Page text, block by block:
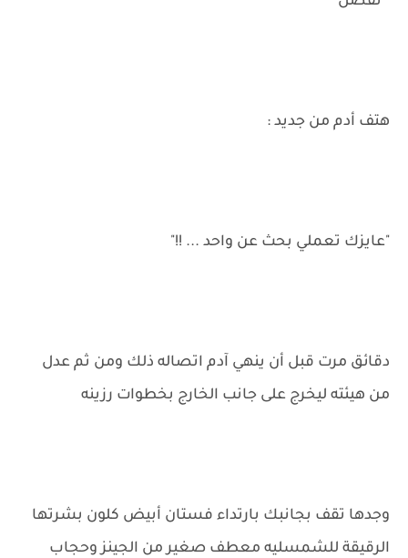
هتف أدم من جديد :
"عايزك تعملي بحث عن واحد ... !!"
دقائق مرت قبل أن ينهي آدم اتصاله ذلك ومن ثم عدل
من هيئته ليخرج على جانب الخارج بخطوات رزينه
وجدها تقف بجانبك بارتداء فستان أبيض كلون بشرتها
الرقيقة للشمسليه معطف صغير من الجينز وحجاب